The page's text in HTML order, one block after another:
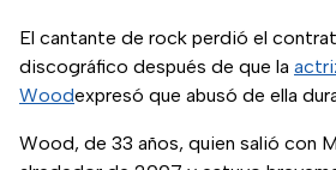
El cantante de rock perdió el
discográfico después de que la
Woodexpresó que abusó de ella
Wood, de 33 años, quien salió con